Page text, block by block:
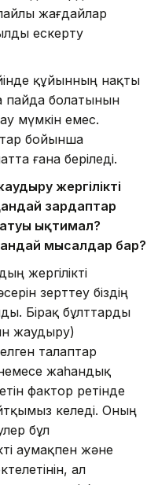
жағдайлар
ескерту
құйынның нақты
пайда болатынын
мүмкін емес.
бойынша
ғана беріледі.
жергілікті
зардаптар
ықтимал?
мысалдар бар?
жергілікті
зерттеу біздің
Бірақ бұлттарды
жаудыру)
талаптар
жаһандық
фактор ретінде
келеді. Оның
бұл
аумақпен және
ал